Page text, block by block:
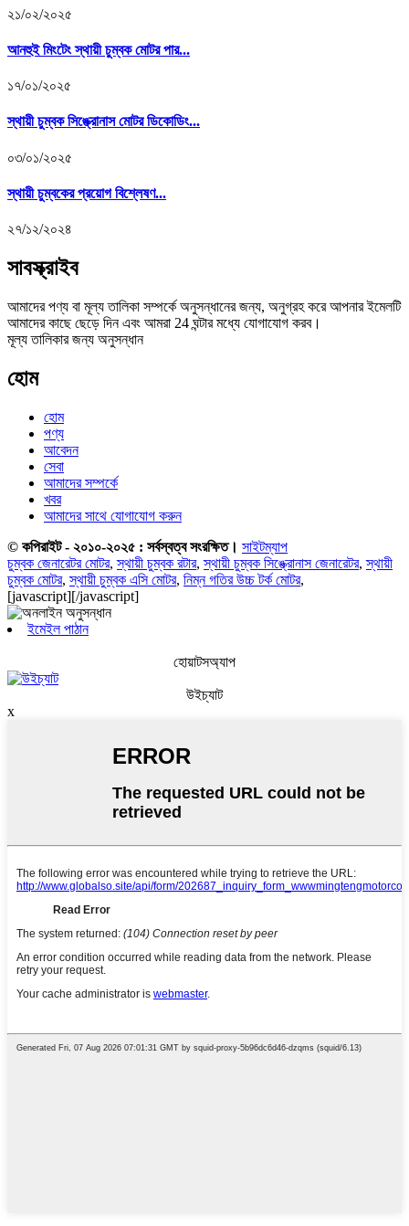
২১/০২/২০২৫
আনহুই মিংটেং স্থায়ী চুম্বক মোটর পার...
১৭/০১/২০২৫
স্থায়ী চুম্বক সিঙ্ক্রোনাস মোটর ডিকোডিং...
০৩/০১/২০২৫
স্থায়ী চুম্বকের প্রয়োগ বিশ্লেষণ...
২৭/১২/২০২৪
সাবস্ক্রাইব
আমাদের পণ্য বা মূল্য তালিকা সম্পর্কে অনুসন্ধানের জন্য, অনুগ্রহ করে আপনার ইমেলটি
আমাদের কাছে ছেড়ে দিন এবং আমরা 24 ঘন্টার মধ্যে যোগাযোগ করব।
মূল্য তালিকার জন্য অনুসন্ধান
হোম
হোম
পণ্য
আবেদন
সেবা
আমাদের সম্পর্কে
খবর
আমাদের সাথে যোগাযোগ করুন
© কপিরাইট - ২০১০-২০২৫ : সর্বস্বত্ব সংরক্ষিত। সাইটম্যাপ
চুম্বক জেনারেটর মোটর,স্থায়ী চুম্বক রটার,স্থায়ী চুম্বক সিঙ্ক্রোনাস জেনারেটর,স্থায়ী
চুম্বক মোটর,স্থায়ী চুম্বক এসি মোটর, নিম্ন গতির উচ্চ টর্ক মোটর,
[javascript][/javascript]
ইমেইল পাঠান
হোয়াটসঅ্যাপ
উইচ্যাট
x